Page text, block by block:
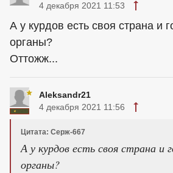
4 декабря 2021 11:53
А у курдов есть своя страна и
органы?
Оттожж...
Aleksandr21
4 декабря 2021 11:56
Цитата: Серж-667
А у курдов есть своя страна и
органы?